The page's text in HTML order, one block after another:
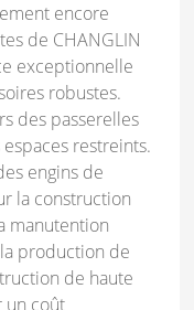
encore
de CHANGLIN
exceptionnelle
robustes.
des passerelles
restreints.
engins de
la construction
manutention
production de
de haute
un coût